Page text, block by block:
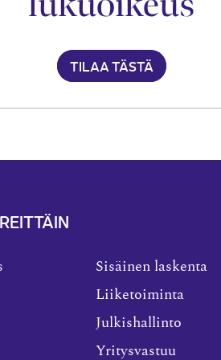
TILAA TÄSTÄ
Sisäinen laskenta
Liiketoiminta
Julkishallinto
Yritysvastuu